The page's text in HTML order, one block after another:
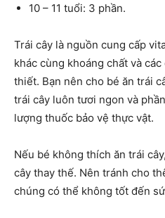
10 – 11 tuổi: 3 phần.
Trái cây là nguồn cung cấp
khác cùng khoáng chất và
thiết. Bạn nên cho bé ăn trái
trái cây luôn tươi ngon và
lượng thuốc bảo vệ thực vật.
Nếu bé không thích ăn trái
cây thay thế. Nên tránh cho
chúng có thể không tốt đến